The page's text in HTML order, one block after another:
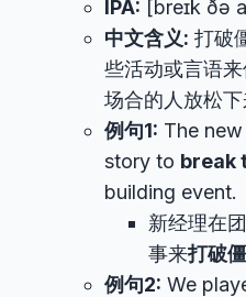
IPA: [breɪk ðə
中文含义: 打破
些活动或言语
场合的人放松下
例句1: The
story to break
building event.
新经理在
事来打破
例句2: We